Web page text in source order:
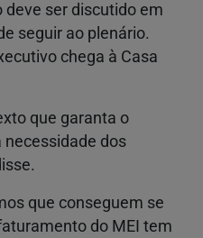
ser discutido em
seguir ao plenário.
chega à Casa
que garanta o
necessidade dos
que conseguem se
do MEI tem